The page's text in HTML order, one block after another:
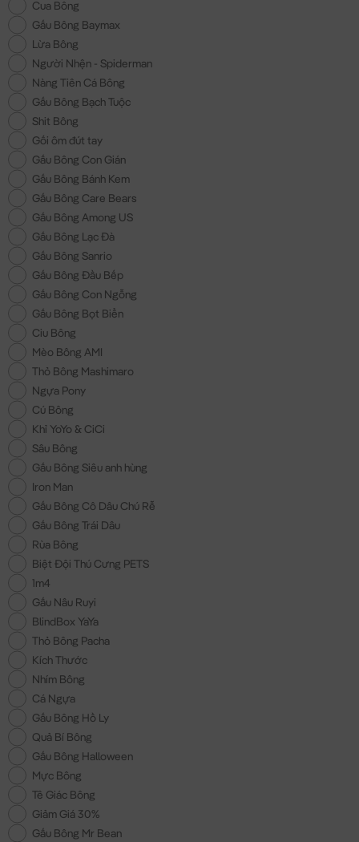
Cua Bông
Gấu Bông Baymax
Lừa Bông
Người Nhện - Spiderman
Nàng Tiên Cá Bông
Gấu Bông Bạch Tuộc
Shit Bông
Gối ôm đút tay
Gấu Bông Con Gián
Gấu Bông Bánh Kem
Gấu Bông Care Bears
Gấu Bông Among US
Gấu Bông Lạc Đà
Gấu Bông Sanrio
Gấu Bông Đầu Bếp
Gấu Bông Con Ngỗng
Gấu Bông Bọt Biển
Ciu Bông
Mèo Bông AMI
Thỏ Bông Mashimaro
Ngựa Pony
Cú Bông
Khỉ YoYo & CiCi
Sâu Bông
Gấu Bông Siêu anh hùng
Iron Man
Gấu Bông Cô Dâu Chú Rễ
Gấu Bông Trái Dâu
Rùa Bông
Biệt Đội Thú Cưng PETS
1m4
Gấu Nâu Ruyi
BlindBox YaYa
Thỏ Bông Pacha
Kích Thước
Nhím Bông
Cá Ngựa
Gấu Bông Hồ Ly
Quả Bí Bông
Gấu Bông Halloween
Mực Bông
Tê Giác Bông
Giảm Giá 30%
Gấu Bông Mr Bean